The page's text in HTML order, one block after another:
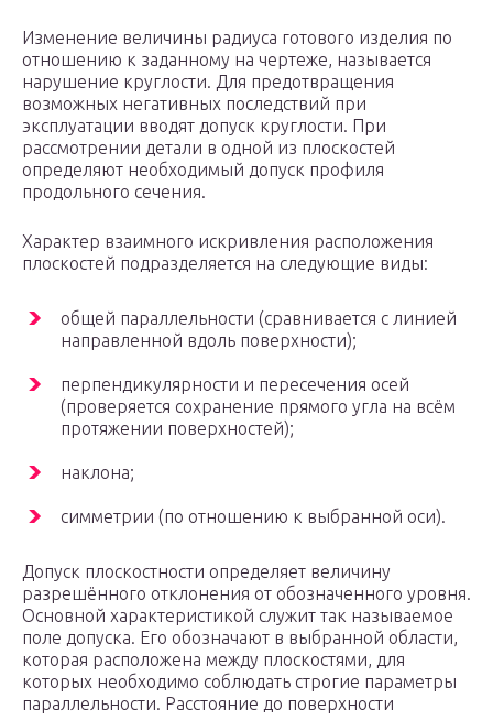
Изменение величины радиуса готового изделия по
отношению к заданному на чертеже, называется
нарушение круглости. Для предотвращения
возможных негативных последствий при
эксплуатации вводят допуск круглости. При
рассмотрении детали в одной из плоскостей
определяют необходимый допуск профиля
продольного сечения.
Характер взаимного искривления расположения
плоскостей подразделяется на следующие виды:
общей параллельности (сравнивается с линией
направленной вдоль поверхности);
перпендикулярности и пересечения осей
(проверяется сохранение прямого угла на всём
протяжении поверхностей);
наклона;
симметрии (по отношению к выбранной оси).
Допуск плоскостности определяет величину
разрешённого отклонения от обозначенного уровня.
Основной характеристикой служит так называемое
поле допуска. Его обозначают в выбранной области,
которая расположена между плоскостями, для
которых необходимо соблюдать строгие параметры
параллельности. Расстояние до поверхности